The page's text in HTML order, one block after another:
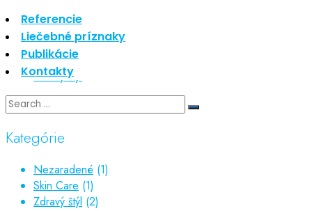
Referencie
Liečebné príznaky
Publikácie
Kontakty
Kategórie
Nezaradené
Skin Care
Zdravý štýl
Kategórie
Nezaradené (1)
Skin Care (1)
Zdravý štýl (2)